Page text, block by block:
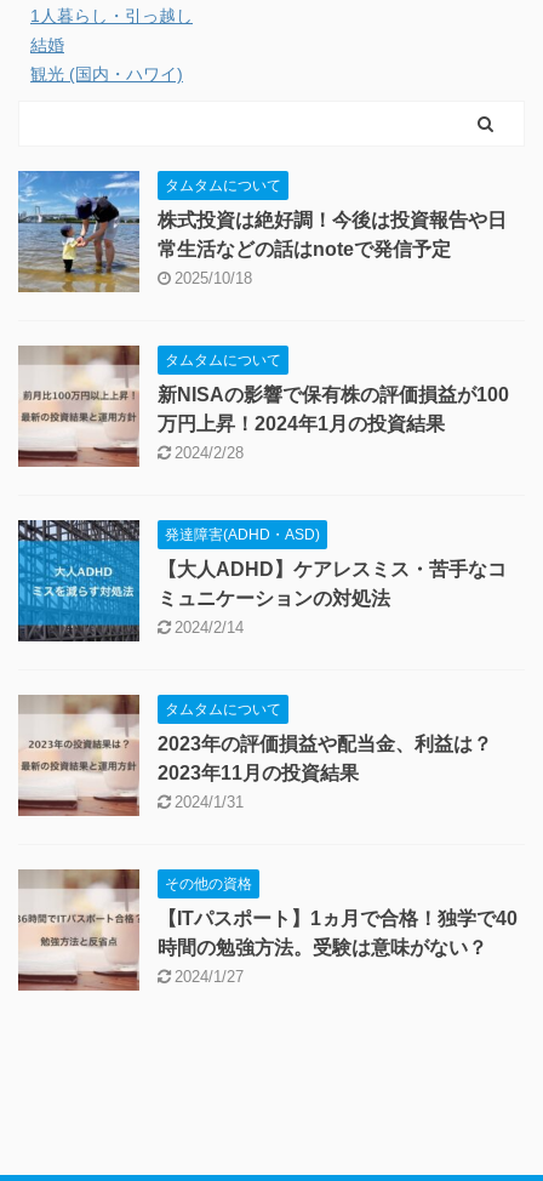
1人暮らし・引っ越し
結婚
観光 (国内・ハワイ)
タムタムについて
株式投資は絶好調！今後は投資報告や日
常生活などの話はnoteで発信予定
2025/10/18
タムタムについて
新NISAの影響で保有株の評価損益が100
万円上昇！2024年1月の投資結果
2024/2/28
発達障害(ADHD・ASD)
【大人ADHD】ケアレスミス・苦手なコ
ミュニケーションの対処法
2024/2/14
タムタムについて
2023年の評価損益や配当金、利益は？
2023年11月の投資結果
2024/1/31
その他の資格
【ITパスポート】1ヵ月で合格！独学で40
時間の勉強方法。受験は意味がない？
2024/1/27